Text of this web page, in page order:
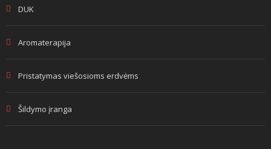
DUK
Aromaterapija
Pristatymas viešosioms erdvėms
Šildymo įranga